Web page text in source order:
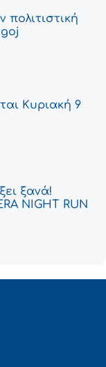
πολιτιστική
Κυριακή 9
ξανά!
NIGHT RUN